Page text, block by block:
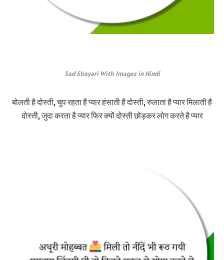
Sad Shayari With Images in Hindi
बोलती है दोस्ती, चुप रहता है प्यार हंसाती है दोस्ती, रुलाता है प्यार मिलाती है
दोस्ती, जुदा करता है प्यार फिर क्यों दोस्ती छोड़कर लोग करते है प्यार